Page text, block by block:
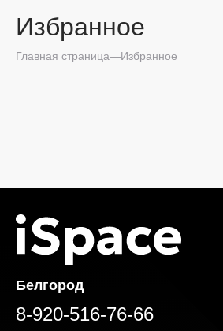
Избранное
Главная страница Избранное
Белгород
8-920-516-76-66